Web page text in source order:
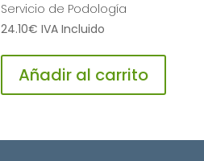
Servicio de Podología
24.10€ IVA Incluido
Añadir al carrito